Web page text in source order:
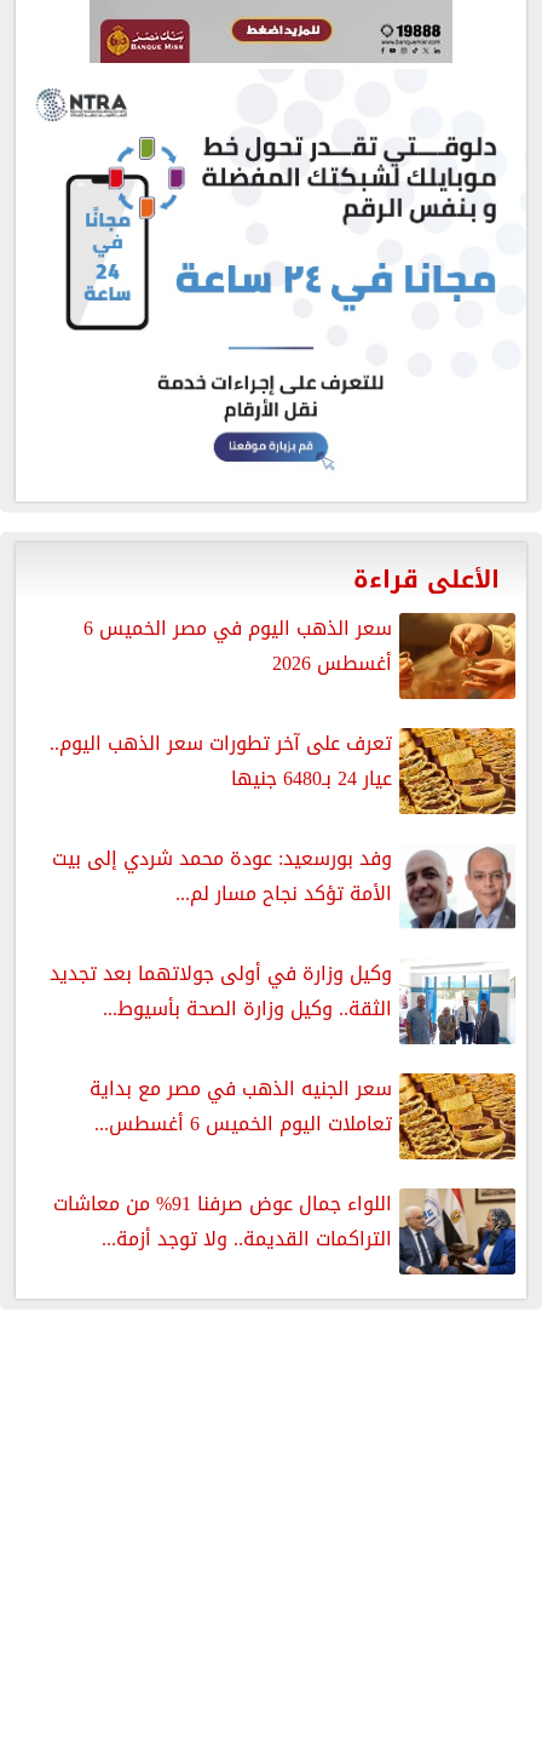
الأعلى قراءة
سعر الذهب اليوم في مصر الخميس 6
أغسطس 2026
تعرف على آخر تطورات سعر الذهب اليوم..
عيار 24 بـ6480 جنيها
وفد بورسعيد: عودة محمد شردي إلى بيت
الأمة تؤكد نجاح مسار لم...
وكيل وزارة في أولى جولاتهما بعد تجديد
الثقة.. وكيل وزارة الصحة بأسيوط...
سعر الجنيه الذهب في مصر مع بداية
تعاملات اليوم الخميس 6 أغسطس...
اللواء جمال عوض صرفنا 91% من معاشات
التراكمات القديمة.. ولا توجد أزمة...